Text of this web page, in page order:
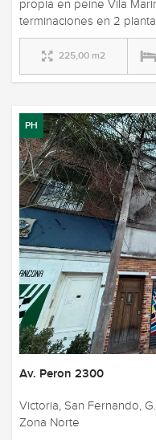
propia en peine Vila
terminaciones en 2
225,00 m2
PH
Av. Peron 2300
Victoria, San Fernando,
Zona Norte